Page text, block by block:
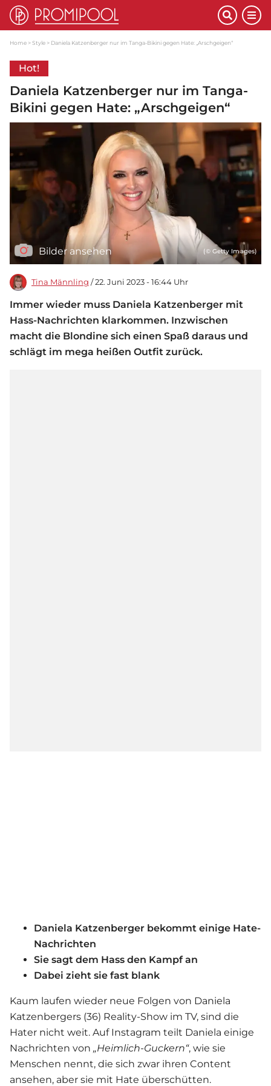
Home Style Daniela Katzenberger nur im Tanga-Bikini gegen Hate: „Arschgeigen“
Hot!
Daniela Katzenberger nur im Tanga-
Bikini gegen Hate: „Arschgeigen“
Bilder ansehen (© Getty Images)
Tina Männling / 22. Juni 2023 - 16:44 Uhr
Immer wieder muss Daniela Katzenberger mit
Hass-Nachrichten klarkommen. Inzwischen
macht die Blondine sich einen Spaß daraus und
schlägt im mega heißen Outfit zurück.
Daniela Katzenberger bekommt einige Hate-
Nachrichten
Sie sagt dem Hass den Kampf an
Dabei zieht sie fast blank
Kaum laufen wieder neue Folgen von Daniela
Katzenbergers (36) Reality-Show im TV, sind die
Hater nicht weit. Auf Instagram teilt Daniela einige
Nachrichten von „Heimlich-Guckern“, wie sie
Menschen nennt, die sich zwar ihren Content
ansehen, aber sie mit Hate überschütten.